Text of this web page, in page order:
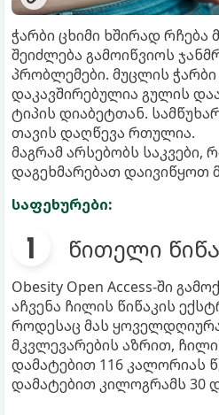
ჭარბი ცხიმი ხშირად რჩება
შეიძლება გამოიწვიოს
პრობლემები. მუცლის ჭარბი
დაკავშირებულია გულის
ტიპის დიაბეტთან.
თავის დაღწევა რთულია.
მაგრამ არსებობს საკვები,
დაგეხმარებათ დაივიწყოთ
საფეხურები:
წითელი
Obesity Open Access-ში
აჩვენა ჩილის წიწაკის
როდესაც მას
მკვლევარების აზრით,
დამატებით 116 კალორიას
დამატებით კილოგრამს 30